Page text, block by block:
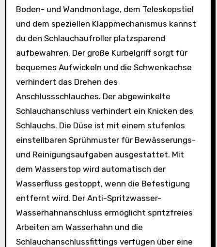
Boden- und Wandmontage, dem Teleskopstiel
und dem speziellen Klappmechanismus kannst
du den Schlauchaufroller platzsparend
aufbewahren. Der große Kurbelgriff sorgt für
bequemes Aufwickeln und die Schwenkachse
verhindert das Drehen des
Anschlussschlauches. Der abgewinkelte
Schlauchanschluss verhindert ein Knicken des
Schlauchs. Die Düse ist mit einem stufenlos
einstellbaren Sprühmuster für Bewässerungs-
und Reinigungsaufgaben ausgestattet. Mit
dem Wasserstop wird automatisch der
Wasserfluss gestoppt, wenn die Befestigung
entfernt wird. Der Anti-Spritzwasser-
Wasserhahnanschluss ermöglicht spritzfreies
Arbeiten am Wasserhahn und die
Schlauchanschlussfittings verfügen über eine